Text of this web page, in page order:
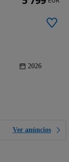
2026
Ver anúncios